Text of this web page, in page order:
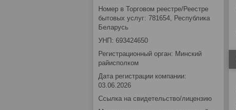
Номер в Торговом реестре/Реестре
бытовых услуг: 781654, Республика
Беларусь
УНП: 693424650
Регистрационный орган: Минский
райисполком
Дата регистрации компании:
03.06.2026
Ссылка на свидетельство/лицензию